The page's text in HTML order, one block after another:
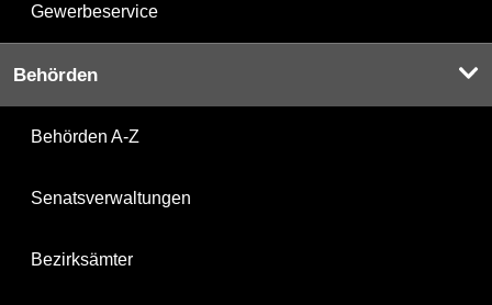
Gewerbeservice
Behörden
Behörden A-Z
Senatsverwaltungen
Bezirksämter